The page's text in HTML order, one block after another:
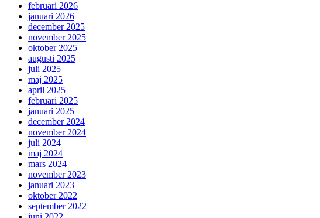
februari 2026
januari 2026
december 2025
november 2025
oktober 2025
augusti 2025
juli 2025
maj 2025
april 2025
februari 2025
januari 2025
december 2024
november 2024
juli 2024
maj 2024
mars 2024
november 2023
januari 2023
oktober 2022
september 2022